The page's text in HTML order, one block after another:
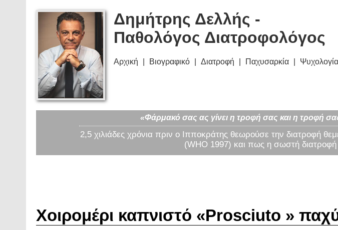
Δημήτρης Δελλής -
Παθολόγος Διατροφολόγος
Αρχική Βιογραφικό Διατροφή Παχυσαρκία Ψυχολογία
«Φάρμακό σας ας γίνει η τροφή σας και η τροφή
2,5 χιλιάδες χρόνια πριν ο Ιπποκράτης θεωρούσε την διατροφή
(WHO 1997) και πως η σωστή διατροφή
Χοιρομέρι καπνιστό «Prosciuto »